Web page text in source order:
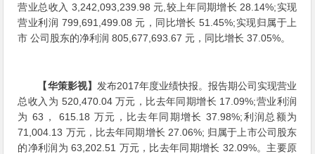
营业总收入 3,242,093,239.98 元,较上年同期增长 28.14%;实现
营业利润 799,691,499.08 元，同比增长 51.45%;实现归属于上
市 公司股东的净利润 805,677,693.67 元，同比增长 37.05%。
【华策影视】 发布2017年度业绩快报。报告期公司实现营业
总收入为 520,470.04 万元，比去年同期增长 17.09%;营业利润
为 63， 615.18 万元，比去年同期增长 37.98%;利润总额为
71,004.13 万元，比去年同期增长 27.06%; 归属于上市公司股东
的净利润为 63,202.51 万元，比去年同期增长 32.09%。主要原